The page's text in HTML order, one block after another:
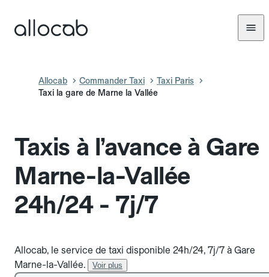
Allocab Commander Taxi
Taxi Paris
Taxi la gare de Marne la Vallée
Taxis à l’avance à Gare
Marne-la-Vallée
24h/24 - 7j/7
Allocab, le service de taxi disponible 24h/24, 7j/7 à Gare
Marne-la-Vallée.
Voir plus